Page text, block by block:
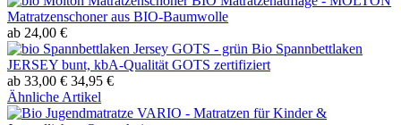
Matratzenschoner aus BIO-Baumwolle
ab 24,00 €
Bio Spannbettlaken
JERSEY bunt, kbA-Qualität GOTS zertifiziert
ab 33,00 € 34,95 €
Ähnliche Artikel